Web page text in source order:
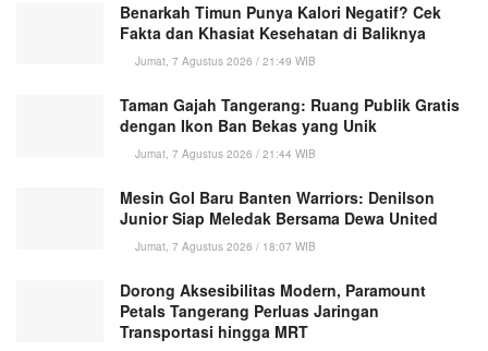
Benarkah Timun Punya Kalori Negatif? Cek
Fakta dan Khasiat Kesehatan di Baliknya
Jumat, 7 Agustus 2026 / 21:49 WIB
Taman Gajah Tangerang: Ruang Publik Gratis
dengan Ikon Ban Bekas yang Unik
Jumat, 7 Agustus 2026 / 21:44 WIB
Mesin Gol Baru Banten Warriors: Denilson
Junior Siap Meledak Bersama Dewa United
Jumat, 7 Agustus 2026 / 18:07 WIB
Dorong Aksesibilitas Modern, Paramount
Petals Tangerang Perluas Jaringan
Transportasi hingga MRT